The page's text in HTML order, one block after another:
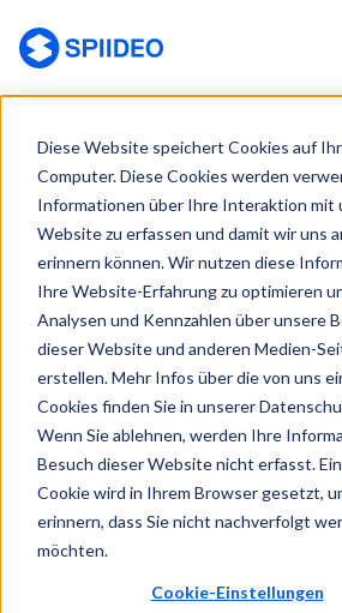
Diese Website speichert Cookies auf
Computer. Diese Cookies werden
Informationen über Ihre Interaktion mit
Website zu erfassen und damit wir uns
erinnern können. Wir nutzen diese
Ihre Website-Erfahrung zu optimieren
Analysen und Kennzahlen über unsere
dieser Website und anderen Medien-
erstellen. Mehr Infos über die von uns
Cookies finden Sie in unserer
Wenn Sie ablehnen, werden Ihre
Besuch dieser Website nicht erfasst.
Cookie wird in Ihrem Browser gesetzt,
erinnern, dass Sie nicht nachverfolgt
möchten.
Cookie-Einstellungen
CAPTURE EVERY MOMENT
KAMERA
SPORTS
SYSTEME
VIDEO